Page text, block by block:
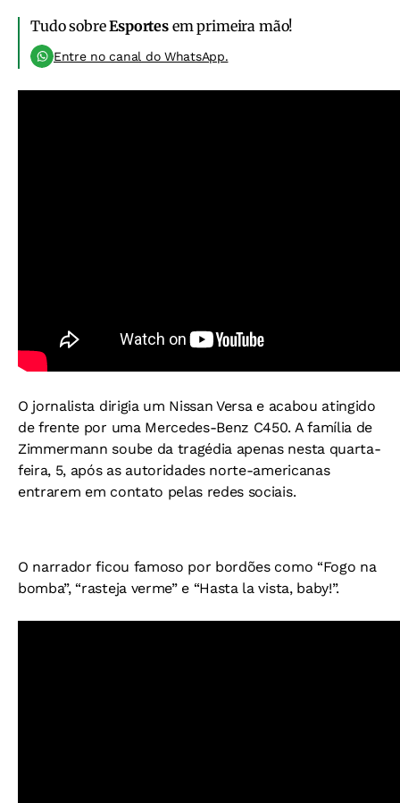
Tudo sobreEsportesem primeira mão!
Entre no canal do WhatsApp.
O jornalista dirigia um Nissan Versa e acabou atingido
de frente por uma Mercedes-Benz C450. A família de
Zimmermann soube da tragédia apenas nesta quarta-
feira, 5, após as autoridades norte-americanas
entrarem em contato pelas redes sociais.
O narrador ficou famoso por bordões como “Fogo na
bomba”, “rasteja verme” e “Hasta la vista, baby!”.